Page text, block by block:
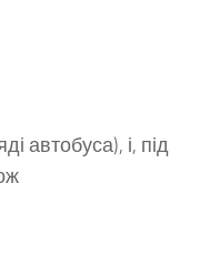
автобуса), і, під